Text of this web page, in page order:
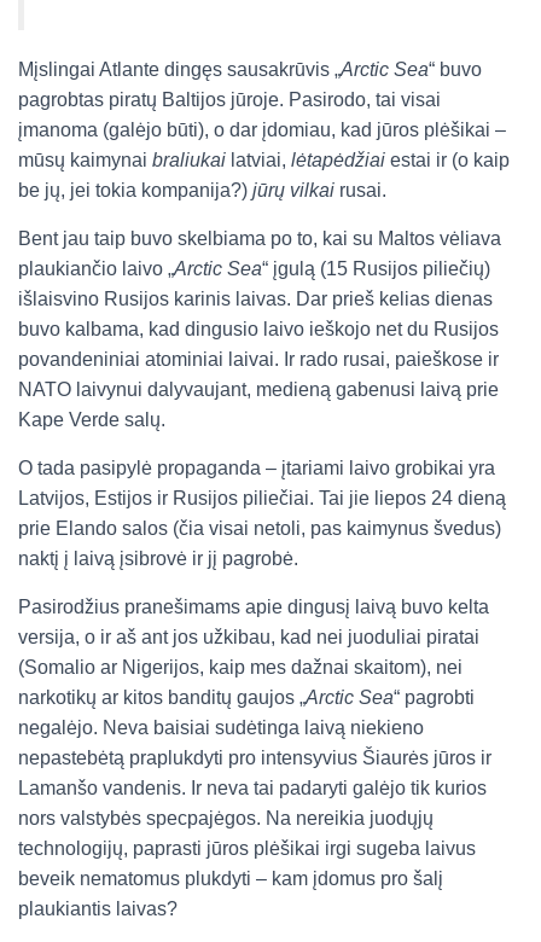
Mįslingai Atlante dingęs sausakrūvis „Arctic Sea“ buvo
pagrobtas piratų Baltijos jūroje. Pasirodo, tai visai
įmanoma (galėjo būti), o dar įdomiau, kad jūros plėšikai –
mūsų kaimynai braliukai latviai, lėtapėdžiai estai ir (o kaip
be jų, jei tokia kompanija?) jūrų vilkai rusai.
Bent jau taip buvo skelbiama po to, kai su Maltos vėliava
plaukiančio laivo „Arctic Sea“ įgulą (15 Rusijos piliečių)
išlaisvino Rusijos karinis laivas. Dar prieš kelias dienas
buvo kalbama, kad dingusio laivo ieškojo net du Rusijos
povandeniniai atominiai laivai. Ir rado rusai, paieškose ir
NATO laivynui dalyvaujant, medieną gabenusi laivą prie
Kape Verde salų.
O tada pasipylė propaganda – įtariami laivo grobikai yra
Latvijos, Estijos ir Rusijos piliečiai. Tai jie liepos 24 dieną
prie Elando salos (čia visai netoli, pas kaimynus švedus)
naktį į laivą įsibrovė ir jį pagrobė.
Pasirodžius pranešimams apie dingusį laivą buvo kelta
versija, o ir aš ant jos užkibau, kad nei juoduliai piratai
(Somalio ar Nigerijos, kaip mes dažnai skaitom), nei
narkotikų ar kitos banditų gaujos „Arctic Sea“ pagrobti
negalėjo. Neva baisiai sudėtinga laivą niekieno
nepastebėtą praplukdyti pro intensyvius Šiaurės jūros ir
Lamanšo vandenis. Ir neva tai padaryti galėjo tik kurios
nors valstybės specpajėgos. Na nereikia juodųjų
technologijų, paprasti jūros plėšikai irgi sugeba laivus
beveik nematomus plukdyti – kam įdomus pro šalį
plaukiantis laivas?